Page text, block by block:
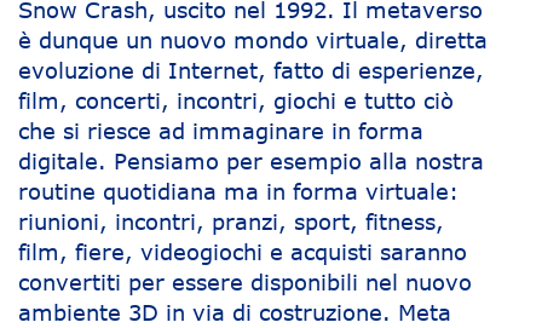
Snow Crash, uscito nel 1992. Il metaverso
è dunque un nuovo mondo virtuale, diretta
evoluzione di Internet, fatto di esperienze,
film, concerti, incontri, giochi e tutto ciò
che si riesce ad immaginare in forma
digitale. Pensiamo per esempio alla nostra
routine quotidiana ma in forma virtuale:
riunioni, incontri, pranzi, sport, fitness,
film, fiere, videogiochi e acquisti saranno
convertiti per essere disponibili nel nuovo
ambiente 3D in via di costruzione. Meta